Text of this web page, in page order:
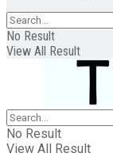
No Result
View All Result
No Result
View All Result